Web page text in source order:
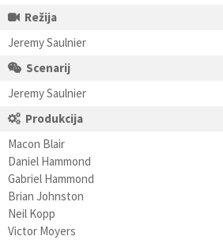
Režija
Jeremy Saulnier
Scenarij
Jeremy Saulnier
Produkcija
Macon Blair
Daniel Hammond
Gabriel Hammond
Brian Johnston
Neil Kopp
Victor Moyers